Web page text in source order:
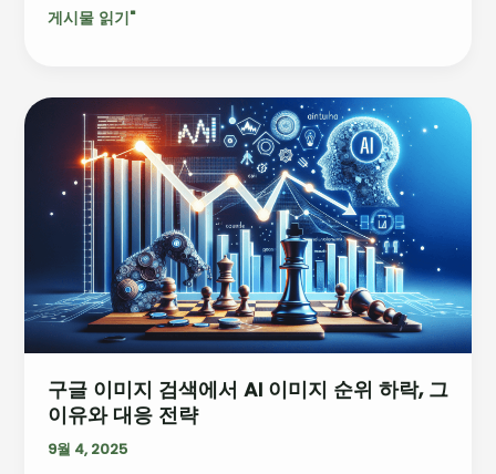
신
기
게시물 읽기"
구글 이미지 검색에서 AI 이미지 순위 하락, 그
이유와 대응 전략
9월 4, 2025
지
에
서
AI
미
지
순